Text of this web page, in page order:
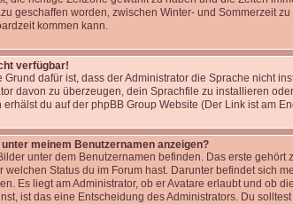
geschaffen worden, zwischen Winter- und Sommerzeit
kommen kann.
verfügbar!
Grund dafür ist, dass der Administrator die Sprache nicht
davon zu überzeugen, dein Sprachfile zu installieren
erhälst du auf der phpBB Group Website (Der Link ist am
meinem Benutzernamen anzeigen?
unter dem Benutzernamen befinden. Das erste
welchen Status du im Forum hast. Darunter befindet sich
Es liegt am Administrator, ob er Avatare erlaubt und ob
ist das eine Entscheidung des Administrators. Du